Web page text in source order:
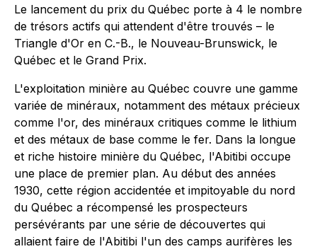
Le lancement du prix du Québec porte à 4 le nombre
de trésors actifs qui attendent d'être trouvés – le
Triangle d'Or en C.-B., le Nouveau-Brunswick, le
Québec et le Grand Prix.
L'exploitation minière au Québec couvre une gamme
variée de minéraux, notamment des métaux précieux
comme l'or, des minéraux critiques comme le lithium
et des métaux de base comme le fer. Dans la longue
et riche histoire minière du Québec, l'Abitibi occupe
une place de premier plan. Au début des années
1930, cette région accidentée et impitoyable du nord
du Québec a récompensé les prospecteurs
persévérants par une série de découvertes qui
allaient faire de l'Abitibi l'un des camps aurifères les